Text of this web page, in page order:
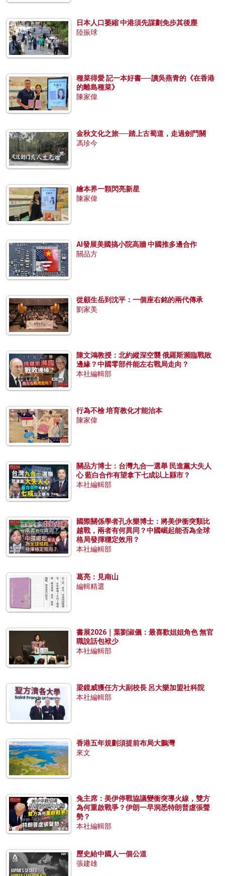
日本人口萎縮 中港須先謀劃免步其後塵
陸振球
種菜得愛 記一本好書──讀吳燕青的《在香港
的離島種菜》
陳家偉
金秋文化之旅──踏上古蜀道，走過劍門關
馮珍今
繪本界一顆閃亮新星
陳家偉
AI發展美國搞小院高牆 中國推多邊合作
關品方
從顧生岳到沈平：一個座右銘的兩代傳承
劉家美
陳文鴻教授：北約縱深空襲 俄羅斯瀕臨戰敗
邊緣？中國零部件能左右戰局走向？
本社編輯部
行為不檢 培育教化才能治本
陳家偉
關品方博士：台灣九合一選舉 民進黨大失人
心 藍白合作有望拿下七成以上縣市？
本社編輯部
國際關係學者孔永樂博士：將美伊衝突類比
越戰，兩者有何異同？中國崛起能否為全球
格局發揮穩定效用？
本社編輯部
葛亮：見南山
編輯精選
書展2026｜葉劉淑儀：最喜歡姐姐角色 無官
職說話包袱少
本社編輯部
梁鏡威獲任方大副校長 呂大樂加盟社科院
本社編輯部
香港五年規劃須提前布局大鵬灣
來文
兔主席：美伊停戰協議變衝突導火線，雙方
為何重啟戰爭？伊朗一早洞悉特朗普虛張聲
勢？
本社編輯部
歷史給中國人一個公道
張建雄